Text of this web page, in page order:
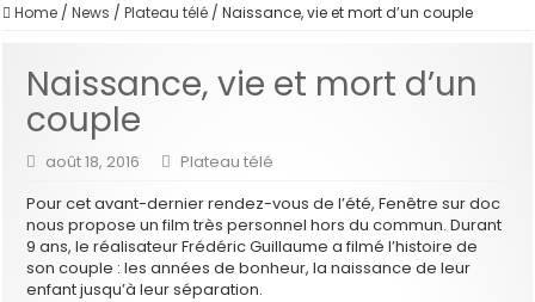
Home / News / Plateau télé / Naissance, vie et mort d’un couple
Naissance, vie et mort d’un
couple
août 18, 2016
Plateau télé
Pour cet avant-dernier rendez-vous de l’été, Fenêtre sur doc
nous propose un film très personnel hors du commun. Durant
9 ans, le réalisateur Frédéric Guillaume a filmé l’histoire de
son couple : les années de bonheur, la naissance de leur
enfant jusqu’à leur séparation.